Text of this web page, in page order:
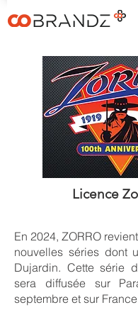
Licence
En 2024, ZORRO
nouvelles séries dont
Dujardin. Cette série
sera diffusée sur
septembre et sur